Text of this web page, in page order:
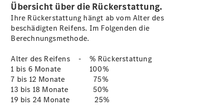
Konfigurator
Mercedes-
Benz Store
Übersicht über die Rückerstattung.
Ihre Rückerstattung hängt ab vom Alter des
beschädigten Reifens. Im Folgenden die
Berechnungsmethode.
Alter des Reifens - % Rückerstattung
1 bis 6 Monate 100%
7 bis 12 Monate 75%
13 bis 18 Monate 50%
19 bis 24 Monate 25%